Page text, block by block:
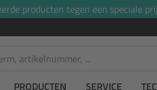
producten tegen een
PRODUCTEN SERVICE